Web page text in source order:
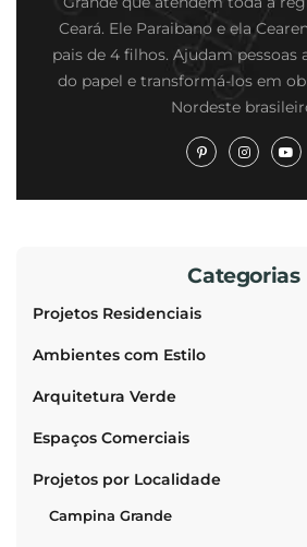
Ceará. Ele Paraibano e ela
pais de 4 filhos. Ajudam pessoas
do papel e transformá-los em
Nordeste
Categorias
Projetos Residenciais
Ambientes com Estilo
Arquitetura Verde
Espaços Comerciais
Projetos por Localidade
Campina Grande